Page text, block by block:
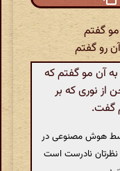
گفتم
رو گفتم
آن مو گفتم که
نوری که بر
گفت.
هوش مصنوعی در
نظرتان نادرست است